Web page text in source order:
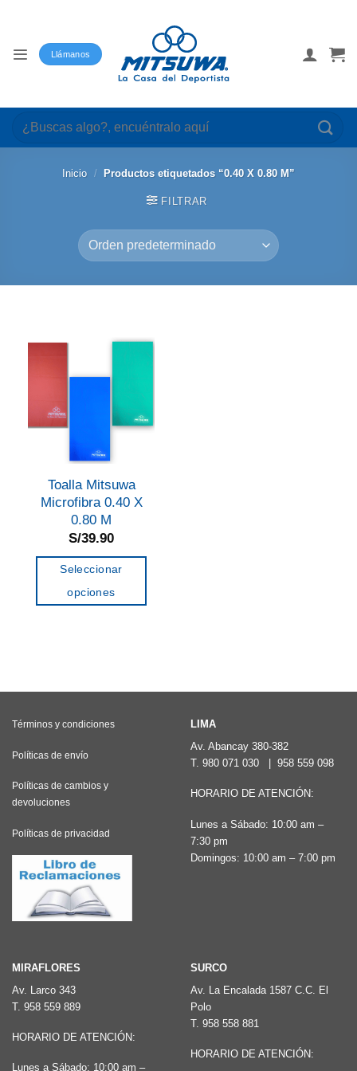
Llámanos
Buscar
por:
Inicio / Productos etiquetados “0.40 X 0.80 M”
FILTRAR
Toalla Mitsuwa
Microfibra 0.40 X
0.80 M
S/39.90
Seleccionar
opciones
Las
pueden
en
la
página
de
producto
Términos y condiciones
Políticas de envío
Políticas de cambios y
devoluciones
Políticas de privacidad
LIMA
Av. Abancay 380-382
T. 980 071 030 958 559 098
HORARIO DE ATENCIÓN:
Lunes a Sábado: 10:00 am –
7:30 pm
Domingos: 10:00 am – 7:00 pm
MIRAFLORES
Av. Larco 343
T. 958 559 889
HORARIO DE ATENCIÓN:
Lunes a Sábado: 10:00 am –
SURCO
Av. La Encalada 1587 C.C. El
Polo
T. 958 558 881
HORARIO DE ATENCIÓN: